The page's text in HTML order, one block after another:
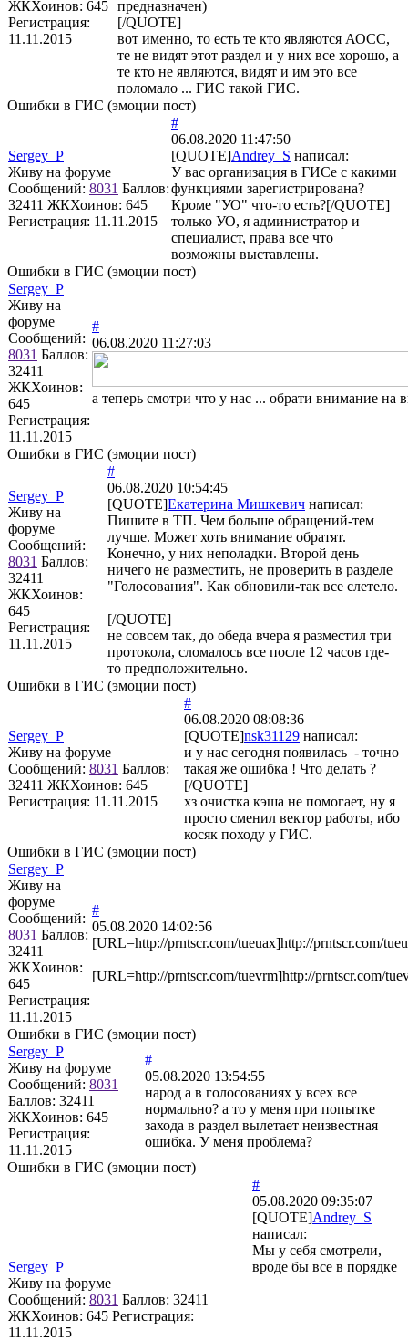
ЖКХоинов: 645
Регистрация:
11.11.2015
предназначен)
[/QUOTE]
вот именно, то есть те кто являются АОСС,
те не видят этот раздел и у них все хорошо, а
те кто не являются, видят и им это все
поломало ... ГИС такой ГИС.
Ошибки в ГИС (эмоции пост)
Sergey_P
Живу на форуме
Сообщений: 8031 Баллов:
32411 ЖКХоинов: 645
Регистрация: 11.11.2015
#
06.08.2020 11:47:50
[QUOTE]Andrey_S написал:
У вас организация в ГИСе с какими
функциями зарегистрирована?
Кроме "УО" что-то есть?[/QUOTE]
только УО, я администратор и
специалист, права все что
возможны выставлены.
Ошибки в ГИС (эмоции пост)
Sergey_P
Живу на
форуме
Сообщений:
8031 Баллов:
32411
ЖКХоинов:
645
Регистрация:
11.11.2015
#
06.08.2020 11:27:03
а теперь смотри что у нас ... обрати внимание на
Ошибки в ГИС (эмоции пост)
Sergey_P
Живу на
форуме
Сообщений:
8031 Баллов:
32411
ЖКХоинов:
645
Регистрация:
11.11.2015
#
06.08.2020 10:54:45
[QUOTE]Екатерина Мишкевич написал:
Пишите в ТП. Чем больше обращений-тем
лучше. Может хоть внимание обратят.
Конечно, у них неполадки. Второй день
ничего не разместить, не проверить в разделе
"Голосования". Как обновили-так все слетело.
[/QUOTE]
не совсем так, до обеда вчера я разместил три
протокола, сломалось все после 12 часов где-
то предположительно.
Ошибки в ГИС (эмоции пост)
Sergey_P
Живу на форуме
Сообщений: 8031 Баллов:
32411 ЖКХоинов: 645
Регистрация: 11.11.2015
#
06.08.2020 08:08:36
[QUOTE]nsk31129 написал:
и у нас сегодня появилась - точно
такая же ошибка ! Что делать ?
[/QUOTE]
хз очистка кэша не помогает, ну я
просто сменил вектор работы, ибо
косяк походу у ГИС.
Ошибки в ГИС (эмоции пост)
Sergey_P
Живу на
форуме
Сообщений:
8031 Баллов:
32411
ЖКХоинов:
645
Регистрация:
11.11.2015
#
05.08.2020 14:02:56
[URL=http://prntscr.com/tueuax]http://prntscr.com/
[URL=http://prntscr.com/tuevrm]http://prntscr.com/
Ошибки в ГИС (эмоции пост)
Sergey_P
Живу на форуме
Сообщений: 8031
Баллов: 32411
ЖКХоинов: 645
Регистрация:
11.11.2015
#
05.08.2020 13:54:55
народ а в голосованиях у всех все
нормально? а то у меня при попытке
захода в раздел вылетает неизвестная
ошибка. У меня проблема?
Ошибки в ГИС (эмоции пост)
Sergey_P
Живу на форуме
Сообщений: 8031 Баллов: 32411
ЖКХоинов: 645 Регистрация:
11.11.2015
#
05.08.2020 09:35:07
[QUOTE]Andrey_S
написал:
Мы у себя смотрели,
вроде бы все в порядке